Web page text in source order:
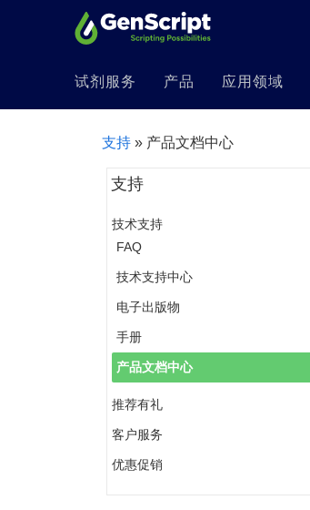
试剂服务 产品 应用领域
支持 » 产品文档中心
支持
技术支持
FAQ
技术支持中心
电子出版物
手册
产品文档中心
推荐有礼
客户服务
优惠促销